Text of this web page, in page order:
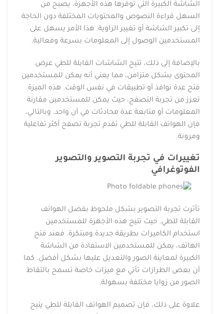
الشاشة الكبيرة التي توفرها هذه الأجهزة، يصبح من
السهل قراءة النصوص والمحتويات المختلفة دون الحاجة
إلى تكبير الشاشة أو تغيير الزاوية. هذا الأمر يسهل على
المستخدمين الوصول إلى المعلومات بسرعة وفعالية.
بالإضافة إلى ذلك، تتيح الشاشات القابلة للطي عرض
المحتوى بشكل متزامن، مما يعني أنه يمكن للمستخدمين
فتح عدة نوافذ أو تطبيقات في نفس الوقت. هذه الميزة
تعزز من تجربة التصفح، حيث يمكن للمستخدمين مقارنة
المعلومات أو متابعة عدة محادثات في آن واحد. وبالتالي،
فإن الهواتف القابلة للطي تقدم تجربة تصفح أكثر تفاعلية
ومرونة.
تغييرات في تجربة التصوير والتصوير
الفوتوغرافي
تأثرت تجربة التصوير بشكل ملحوظ بفضل الهواتف
القابلة للطي. حيث تتيح هذه الأجهزة للمستخدمين
استخدام الكاميرات بطريقة جديدة ومبتكرة. فعند فتح
الهاتف، يمكن للمستخدمين الاستفادة من الشاشة
الكبيرة لمعاينة الصور والتعديل عليها بشكل أفضل. كما
أن بعض الطرازات تأتي مع ميزات خاصة تسمح بالتقاط
الصور من زوايا مختلفة بسهولة.
علاوة على ذلك، فإن تصميم الهواتف القابلة للطي يتيح